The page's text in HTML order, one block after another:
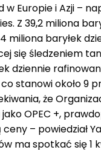
Europie i Azji –
Z 39,2 miliona
miliona baryłek
się śledzeniem
dziennie
stanowi około 9
że
OPEC +,
– powiedział
ma spotkać się 1